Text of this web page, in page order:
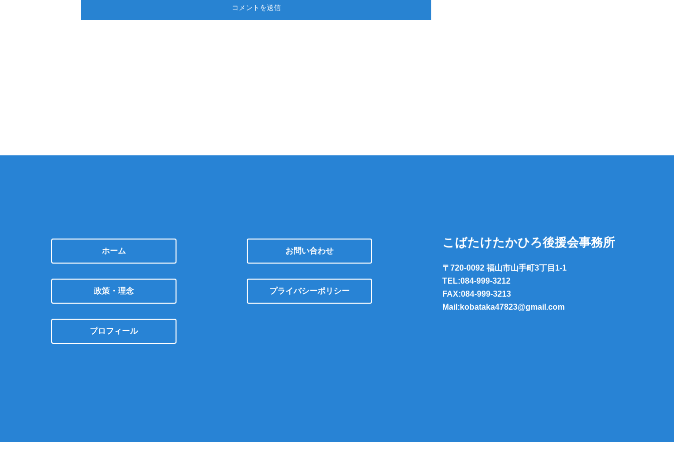
ホーム
政策・理念
プロフィール
お問い合わせ
プライバシーポリシー
こばたけたかひろ後援会事務所
〒720-0092 福山市山手町3丁目1-1
TEL:084-999-3212
FAX:084-999-3213
Mail:kobataka47823@gmail.com